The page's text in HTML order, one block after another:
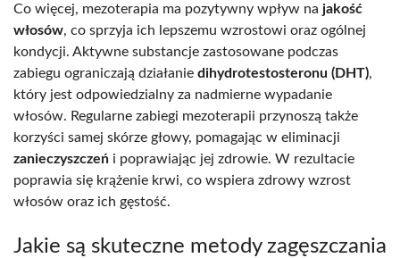
Co więcej, mezoterapia ma pozytywny wpływ na jakość
włosów, co sprzyja ich lepszemu wzrostowi oraz ogólnej
kondycji. Aktywne substancje zastosowane podczas
zabiegu ograniczają działanie dihydrotestosteronu (DHT),
który jest odpowiedzialny za nadmierne wypadanie
włosów. Regularne zabiegi mezoterapii przynoszą także
korzyści samej skórze głowy, pomagając w eliminacji
zanieczyszczeń i poprawiając jej zdrowie. W rezultacie
poprawia się krążenie krwi, co wspiera zdrowy wzrost
włosów oraz ich gęstość.
Jakie są skuteczne metody zagęszczania